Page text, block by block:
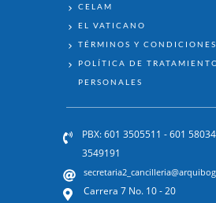
CELAM
EL VATICANO
TÉRMINOS Y CONDICIONES
POLÍTICA DE
PERSONALES
PBX: 601 3505511 - 601
3549191
Carrera 7 No. 10 - 20